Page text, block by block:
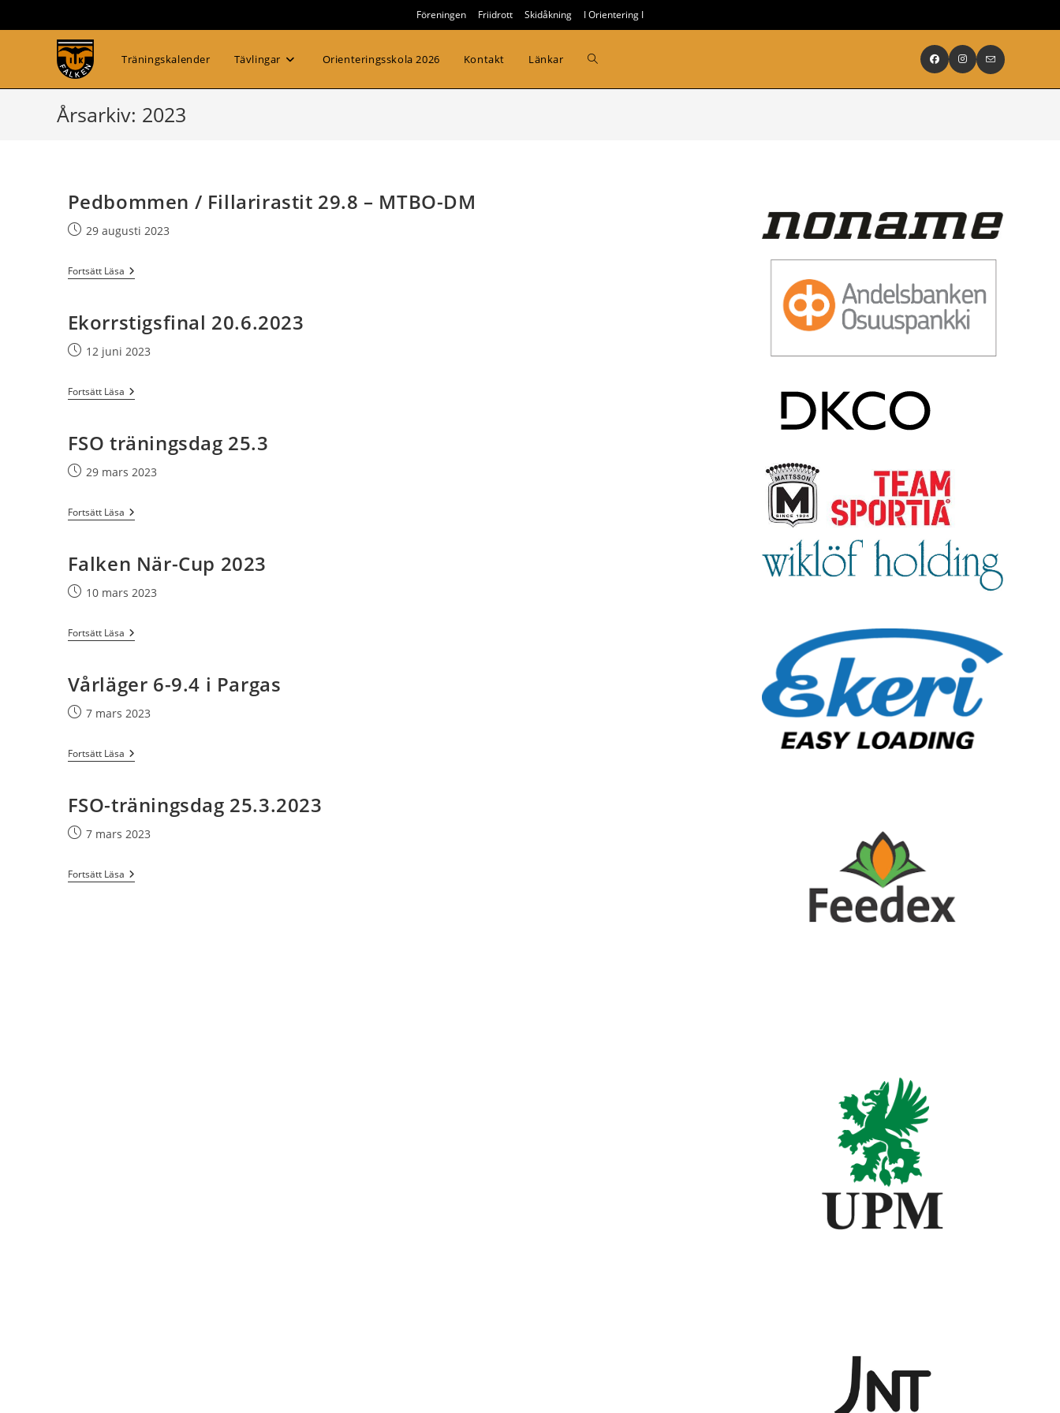
till
Föreningen Friidrott Skidåkning I Orientering I
Träningskalender Tävlingar Orienteringsskola 2026 Kontakt Länkar Slå
Årsarkiv: 2023
Pedbommen / Fillarirastit 29.8 – MTBO-DM
Inlägget
29 augusti 2023
Fortsätt LäsaPedbommen
/
–
MTBO-
DM
Ekorrstigsfinal 20.6.2023
Inlägget
12 juni 2023
Fortsätt LäsaEkorrstigsfinal
20.6.2023
FSO träningsdag 25.3
Inlägget
29 mars 2023
Fortsätt LäsaFSO
Träningsdag
Falken När-Cup 2023
Inlägget
10 mars 2023
Fortsätt LäsaFalken
När-
Vårläger 6-9.4 i Pargas
Inlägget
7 mars 2023
Fortsätt LäsaVårläger
6-
Pargas
FSO-träningsdag 25.3.2023
Inlägget
7 mars 2023
Fortsätt LäsaFSO-
Träningsdag